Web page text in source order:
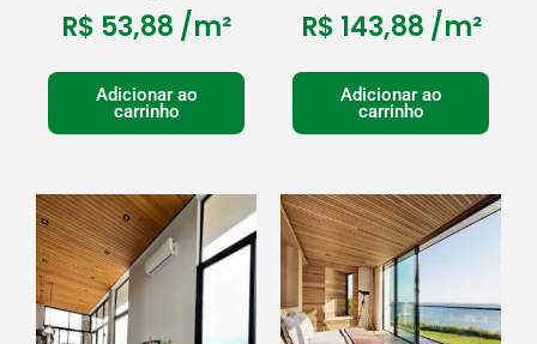
R$ 53,88 /m²
Adicionar ao
carrinho
R$ 143,88 /m²
Adicionar ao
carrinho